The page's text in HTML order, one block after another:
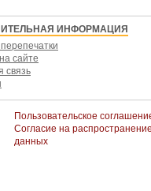
ИНФОРМАЦИЯ
сайте
связь
Пользовательское
Согласие на
данных